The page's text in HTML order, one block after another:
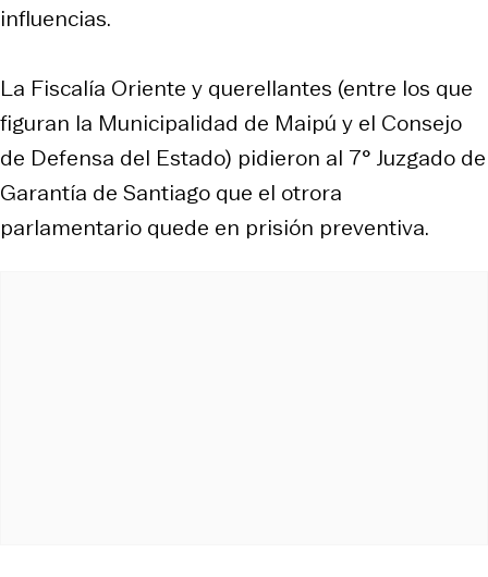
influencias.
La Fiscalía Oriente y querellantes (entre los que
figuran la Municipalidad de Maipú y el Consejo
de Defensa del Estado) pidieron al 7° Juzgado de
Garantía de Santiago que el otrora
parlamentario quede en prisión preventiva.